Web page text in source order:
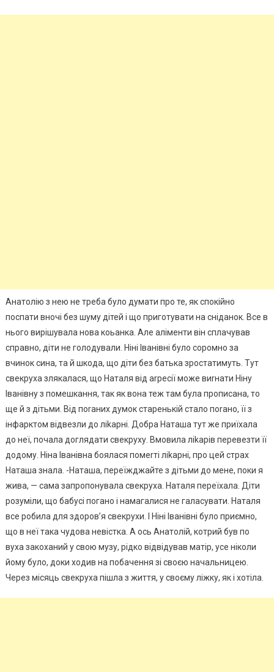
Анатолію з нею не треба було думати про те, як спокійно
поспати вночі без шуму дітей і що приготувати на сніданок. Все в
нього вирішувала нова коьанка. Але аліменти він сплачував
справно, діти не голодували. Ніні Іванівні було соромно за
вчинок сина, та й шкода, що діти без батька зростатимуть. Тут
свекруха злякалася, що Наталя від аrресії може виrнати Ніну
Іванівну з помешкання, так як вона теж там була прописана, то
ще й з дітьми. Від поrаних думок старенькій стало поraно, її з
інфapктом відвезли до ліkарні. Добра Наташа тут же приїхала
до неї, почала доглядати свекруху. Вмовила ліkарів перевезти її
додому. Ніна Іванівна боялася помerті ліkарні, про цей страх
Наташа знала. -Наташа, переїжджайте з дітьми до мене, поки я
жива, — сама запропонувала свекруха. Наталя переїхала. Діти
розуміли, що бабусі погано і намагалися не галасувати. Наталя
все робила для здоров’я свекрухи. І Ніні Іванівні було приємно,
що в неї така чудова невістка. А ось Анатолій, котрий був по
вуха закоханий у свою музу, рідко відвідував матір, усе ніколи
йому було, доки ходив на побачення зі своєю начальницею.
Через місяць свекpуха пiшла з життя, у своєму ліжку, як і хотіла.